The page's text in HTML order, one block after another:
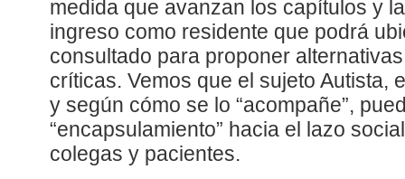
medida que avanzan los capítulos y
ingreso como residente que podrá
consultado para proponer
críticas. Vemos que el sujeto Autista,
y según cómo se lo “acompañe”,
“encapsulamiento” hacia el lazo
colegas y pacientes.